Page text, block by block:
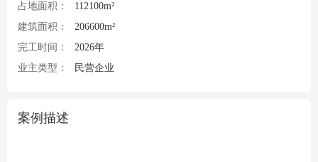
占地面积：
112100m²
建筑面积：
206600m²
完工时间：
2026年
业主类型：
民营企业
案例描述